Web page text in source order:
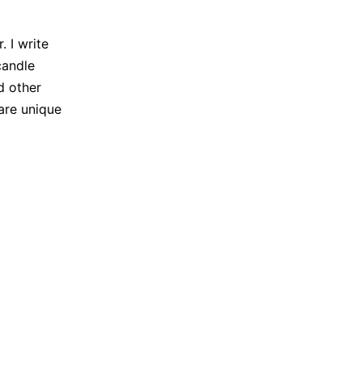
I write
other
unique